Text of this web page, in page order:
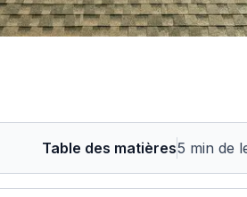
Table des matières5 min de